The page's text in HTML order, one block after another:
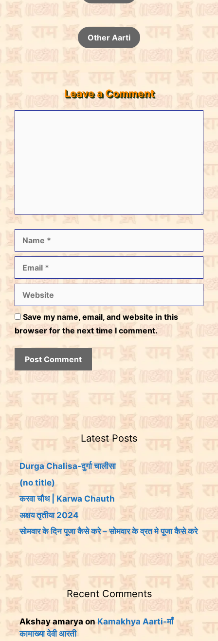
Other Aarti
Leave a Comment
Save my name, email, and website in this
browser for the next time I comment.
Latest Posts
Durga Chalisa-दुर्गा चालीसा
(no title)
करवा चौथ | Karwa Chauth
अक्षय तृतीया 2024
सोमवार के दिन पूजा कैसे करे – सोमवार के व्रत मे पूजा कैसे करे
Recent Comments
Akshay amarya onKamakhya Aarti-माँ
कामाख्या देवी आरती